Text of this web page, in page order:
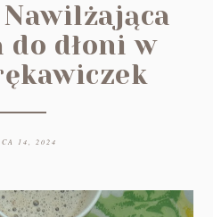
do dłoni w
14, 2024